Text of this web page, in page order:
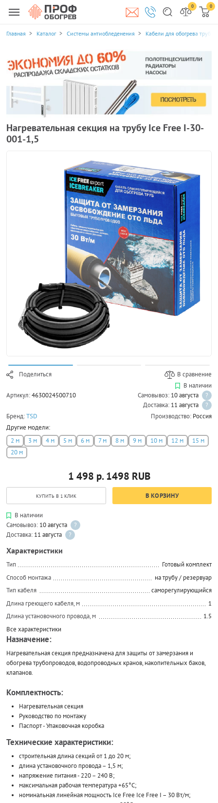
0 0
Главная Каталог Системы антиобледенения Кабели для обогрева
Нагревательная секция на трубу Ice Free I-30-
001-1,5
Поделиться В сравнение
Артикул:4630024500710
В наличии
Самовывоз: 10 августа
?
Доставка: 11 августа
?
Бренд:TSD Производство: Россия
Другие модели:
2 м
3 м 4 м 5 м 6 м 7 м 8 м 9 м 10 м 12 м
15 м
20 м
1 498 р. 1498 RUB
КУПИТЬ В 1 КЛИК В КОРЗИНУ
В наличии
Самовывоз: 10 августа
?
Доставка: 11 августа ?
Характеристики
Тип
Готовый комплект
Способ монтажа
на трубу / резервуар
Тип кабеля
саморегулирующийся
Длина греющего кабеля, м
1
Длина установочного провода, м
1.5
Все характеристики
Назначение:
Нагревательная секция предназначена для защиты от замерзания и
обогрева трубопроводов, водопроводных кранов, накопительных баков,
клапанов.
Комплектность:
Нагревательная секция
Руководство по монтажу
Паспорт - Упаковочная коробка
Технические характеристики:
строительная длина секций от 1 до 20 м;
длина установочного провода – 1,5 м;
напряжение питания - 220 – 240 В;
максимальная рабочая температура +65°С;
номинальная линейная мощность Ice Free Ice Free I – 30 Вт/м;